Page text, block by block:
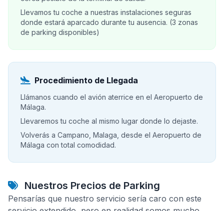
Llevamos tu coche a nuestras instalaciones seguras
donde estará aparcado durante tu ausencia. (3 zonas
de parking disponibles)
Procedimiento de Llegada
Llámanos cuando el avión aterrice en el Aeropuerto de
Málaga.
Llevaremos tu coche al mismo lugar donde lo dejaste.
Volverás a Campano, Malaga, desde el Aeropuerto de
Málaga con total comodidad.
Nuestros Precios de Parking
Pensarías que nuestro servicio sería caro con este